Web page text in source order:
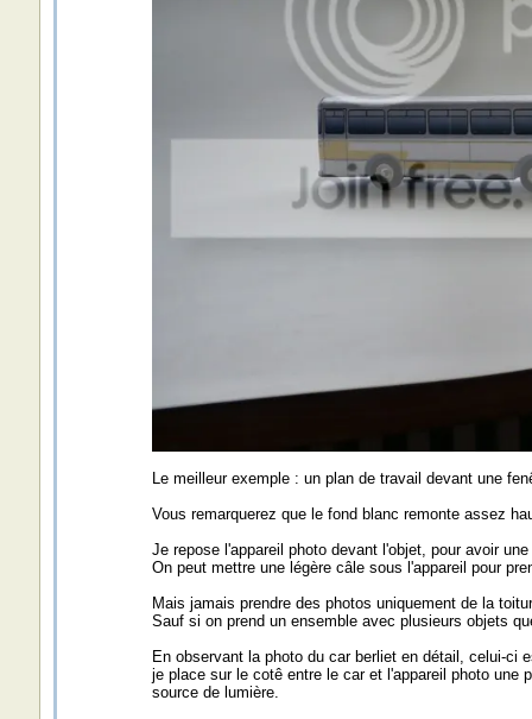
Le meilleur exemple : un plan de travail devant une
Vous remarquerez que le fond blanc remonte assez
Je repose l'appareil photo devant l'objet, pour avoir
On peut mettre une légère câle sous l'appareil pour
Mais jamais prendre des photos uniquement de la
Sauf si on prend un ensemble avec plusieurs objets
En observant la photo du car berliet en détail, celui-ci
je place sur le cotê entre le car et l'appareil photo une
source de lumière.